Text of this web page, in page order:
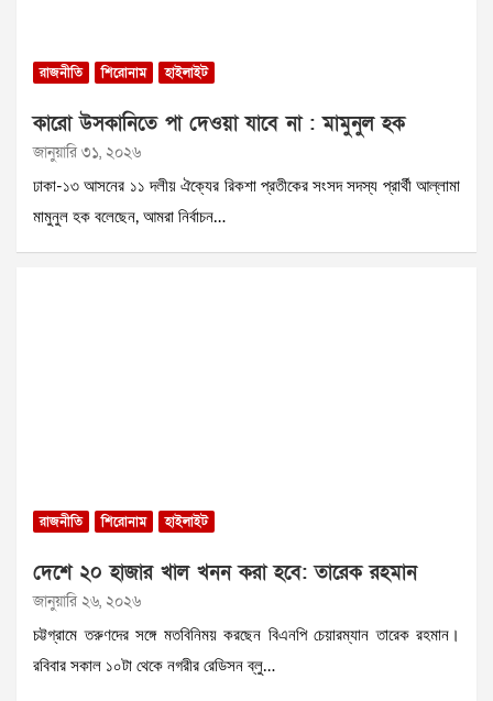
রাজনীতি শিরোনাম হাইলাইট
কারো উসকানিতে পা দেওয়া যাবে না : মামুনুল হক
জানুয়ারি ৩১, ২০২৬
ঢাকা-১৩ আসনের ১১ দলীয় ঐক্যের রিকশা প্রতীকের সংসদ সদস্য প্রার্থী আল্লামা
মামুনুল হক বলেছেন, আমরা নির্বাচন…
রাজনীতি শিরোনাম হাইলাইট
দেশে ২০ হাজার খাল খনন করা হবে: তারেক রহমান
জানুয়ারি ২৬, ২০২৬
চট্টগ্রামে তরুণদের সঙ্গে মতবিনিময় করছেন বিএনপি চেয়ারম্যান তারেক রহমান।
রবিবার সকাল ১০টা থেকে নগরীর রেডিসন ব্লু…